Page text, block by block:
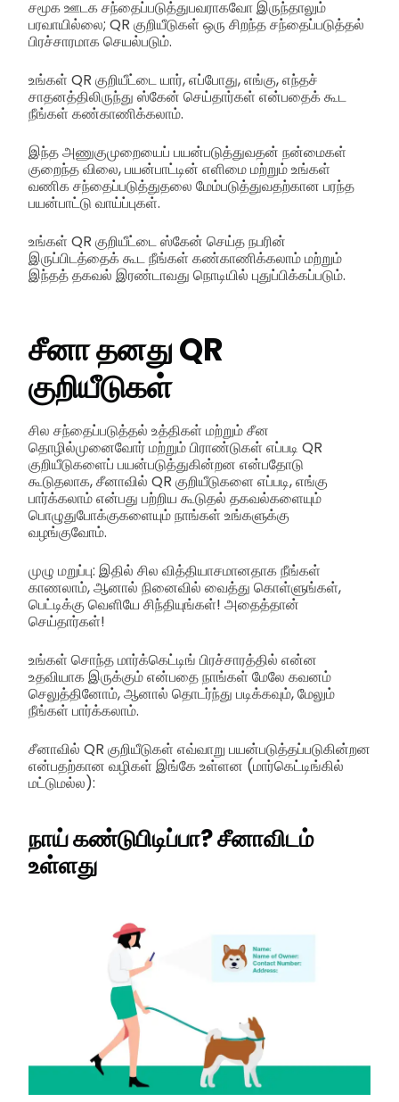
சமூக ஊடக சந்தைப்படுத்துபவராகவோ இருந்தாலும்
பரவாயில்லை; QR குறியீடுகள் ஒரு சிறந்த சந்தைப்படுத்தல்
பிரச்சாரமாக செயல்படும்.
உங்கள் QR குறியீட்டை யார், எப்போது, எங்கு, எந்தச்
சாதனத்திலிருந்து ஸ்கேன் செய்தார்கள் என்பதைக் கூட
நீங்கள் கண்காணிக்கலாம்.
இந்த அணுகுமுறையைப் பயன்படுத்துவதன் நன்மைகள்
குறைந்த விலை, பயன்பாட்டின் எளிமை மற்றும் உங்கள்
வணிக சந்தைப்படுத்துதலை மேம்படுத்துவதற்கான பரந்த
பயன்பாட்டு வாய்ப்புகள்.
உங்கள் QR குறியீட்டை ஸ்கேன் செய்த நபரின்
இருப்பிடத்தைக் கூட நீங்கள் கண்காணிக்கலாம் மற்றும்
இந்தத் தகவல் இரண்டாவது நொடியில் புதுப்பிக்கப்படும்.
சீனா தனது QR
குறியீடுகள்
சில சந்தைப்படுத்தல் உத்திகள் மற்றும் சீன
தொழில்முனைவோர் மற்றும் பிராண்டுகள் எப்படி QR
குறியீடுகளைப் பயன்படுத்துகின்றன என்பதோடு
கூடுதலாக, சீனாவில் QR குறியீடுகளை எப்படி, எங்கு
பார்க்கலாம் என்பது பற்றிய கூடுதல் தகவல்களையும்
பொழுதுபோக்குகளையும் நாங்கள் உங்களுக்கு
வழங்குவோம்.
முழு மறுப்பு: இதில் சில வித்தியாசமானதாக நீங்கள்
காணலாம், ஆனால் நினைவில் வைத்து கொள்ளுங்கள்,
பெட்டிக்கு வெளியே சிந்தியுங்கள்! அதைத்தான்
செய்தார்கள்!
உங்கள் சொந்த மார்க்கெட்டிங் பிரச்சாரத்தில் என்ன
உதவியாக இருக்கும் என்பதை நாங்கள் மேலே கவனம்
செலுத்தினோம், ஆனால் தொடர்ந்து படிக்கவும், மேலும்
நீங்கள் பார்க்கலாம்.
சீனாவில் QR குறியீடுகள் எவ்வாறு பயன்படுத்தப்படுகின்றன
என்பதற்கான வழிகள் இங்கே உள்ளன (மார்கெட்டிங்கில்
மட்டுமல்ல):
நாய் கண்டுபிடிப்பா? சீனாவிடம்
உள்ளது